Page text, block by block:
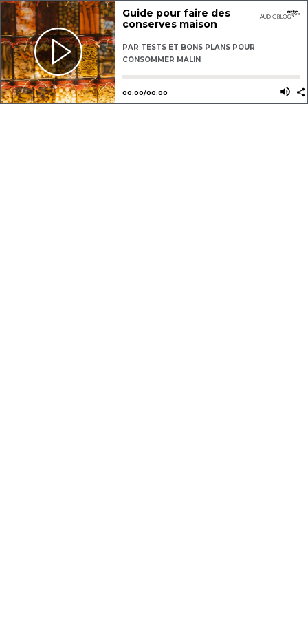
Guide pour faire des
conserves maison
PAR TESTS ET BONS PLANS POUR
CONSOMMER MALIN
Utilisez les flèches gauche ou
00:00/00:00